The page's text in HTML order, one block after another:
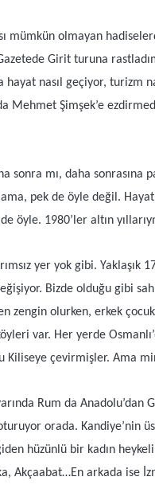
mümkün olmayan
Girit turuna
hayat nasıl geçiyor, turizm
Mehmet Şimşek’e
mı, daha sonrasına
pek de öyle değil.
1980’ler altın
yer yok gibi. Yaklaşık
Bizde olduğu gibi
zengin olurken, erkek
var. Her yerde
Kiliseye çevirmişler. Ama
Rum da Anadolu’dan
orada. Kandiye’nin
hüzünlü bir kadın
Akçaabat…En arkada ise